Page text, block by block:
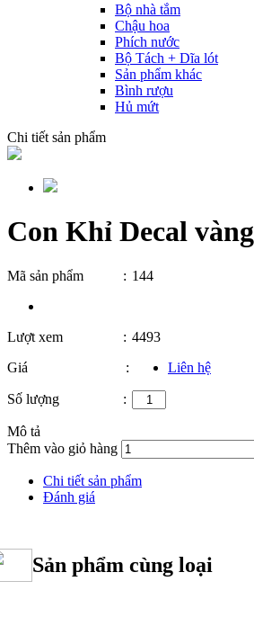
Bộ nhà tắm
Chậu hoa
Phích nước
Bộ Tách + Dĩa lót
Sản phẩm khác
Bình rượu
Hủ mứt
Chi tiết sản phẩm
Con Khỉ Decal vàng
Mã sản phẩm : 144
Lượt xem : 4493
Giá
: Liên hệ
Số lượng :
Mô tả
Thêm vào giỏ hàng
Chi tiết sản phẩm
Đánh giá
Sản phẩm cùng loại